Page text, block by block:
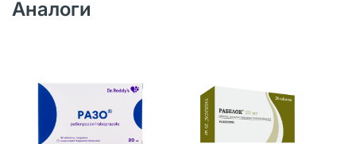
Аналоги